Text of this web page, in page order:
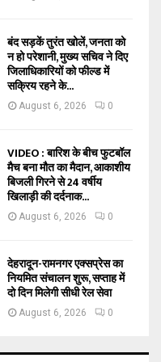
बंद सड़कें तुरंत खोलें, जनता को
न हो परेशानी, मुख्य सचिव ने दिए
जिलाधिकारियों को फील्ड में
सक्रिय रहने के...
August 6, 2026 0
VIDEO : बारिश के बीच फुटबॉल
मैच बना मौत का मैदान, आकाशीय
बिजली गिरने से 24 वर्षीय
खिलाड़ी की दर्दनाक...
August 6, 2026 0
देहरादून-रामनगर एक्सप्रेस का
नियमित संचालन शुरू, सप्ताह में
दो दिन मिलेगी सीधी रेल सेवा
August 6, 2026 0